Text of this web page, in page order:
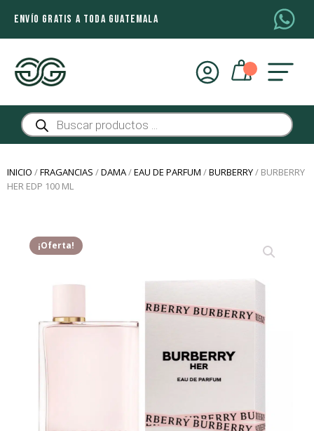
ENVÍO GRATIS A TODA GUATEMALA
Búsqueda
de
productos
INICIO /FRAGANCIAS /DAMA/EAU DE PARFUM /BURBERRY/ BURBERRY
HER EDP 100 ML
¡Oferta!